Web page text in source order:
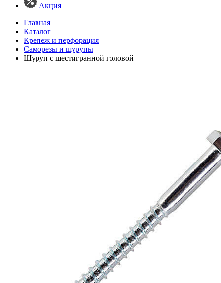
Акция
Главная
Каталог
Крепеж и перфорация
Саморезы и шурупы
Шуруп с шестигранной головой